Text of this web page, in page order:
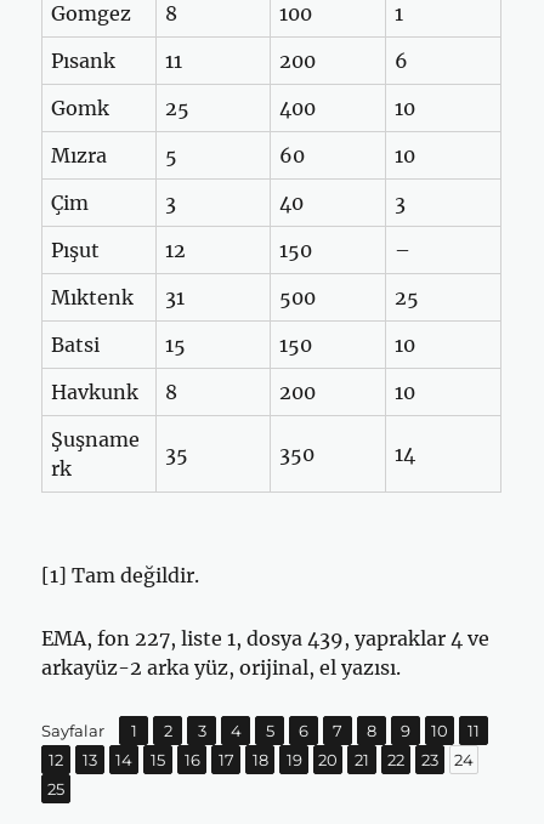
Gomgez
8 100
1
Pısank
11 200
6
Gomk
25 400
10
Mızra
5 60
10
Çim
3 40
3
Pışut
12 150
–
Mıktenk
31 500
25
Batsi
15 150
10
Havkunk
8 200
10
Şuşname
rk
35 350 14
[1] Tam değildir.
EMA, fon 227, liste 1, dosya 439, yapraklar 4 ve
arkayüz-2 arka yüz, orijinal, el yazısı.
Sayfalar Sayfa
1 ,
Sayfa
2 ,
Sayfa
3 ,
Sayfa
4 ,
Sayfa
5 ,
Sayfa
6 ,
Sayfa
7 ,
Sayfa
8 ,
Sayfa
9 ,
Sayfa
10 ,
Sayfa
11
Sayfa
12 ,
Sayfa
13 ,
Sayfa
14 ,
Sayfa
15 ,
Sayfa
16 ,
Sayfa
17 ,
Sayfa
18 ,
Sayfa
19 ,
Sayfa
20 ,
Sayfa
21 ,
Sayfa
22 ,
Sayfa
23 ,
Sayfa
24
Sayfa
25